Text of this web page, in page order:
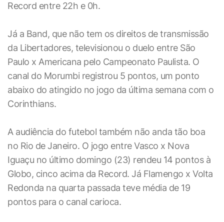
Record entre 22h e 0h.
Já a Band, que não tem os direitos de transmissão
da Libertadores, televisionou o duelo entre São
Paulo x Americana pelo Campeonato Paulista. O
canal do Morumbi registrou 5 pontos, um ponto
abaixo do atingido no jogo da última semana com o
Corinthians.
A audiência do futebol também não anda tão boa
no Rio de Janeiro. O jogo entre Vasco x Nova
Iguaçu no último domingo (23) rendeu 14 pontos à
Globo, cinco acima da Record. Já Flamengo x Volta
Redonda na quarta passada teve média de 19
pontos para o canal carioca.